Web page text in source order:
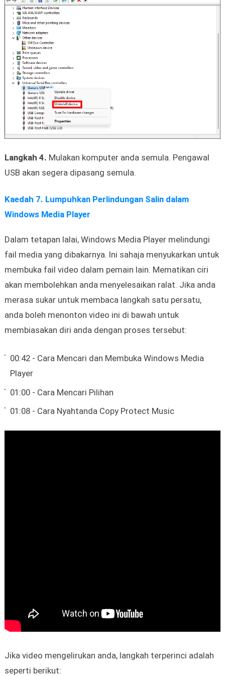
Langkah 4. Mulakan komputer anda semula. Pengawal
USB akan segera dipasang semula.
Kaedah 7. Lumpuhkan Perlindungan Salin dalam
Windows Media Player
Dalam tetapan lalai, Windows Media Player melindungi
fail media yang dibakarnya. Ini sahaja menyukarkan untuk
membuka fail video dalam pemain lain. Mematikan ciri
akan membolehkan anda menyelesaikan ralat. Jika anda
merasa sukar untuk membaca langkah satu persatu,
anda boleh menonton video ini di bawah untuk
membiasakan diri anda dengan proses tersebut:
00:42 - Cara Mencari dan Membuka Windows Media
Player
01:00 - Cara Mencari Pilihan
01:08 - Cara Nyahtanda Copy Protect Music
Jika video mengelirukan anda, langkah terperinci adalah
seperti berikut: